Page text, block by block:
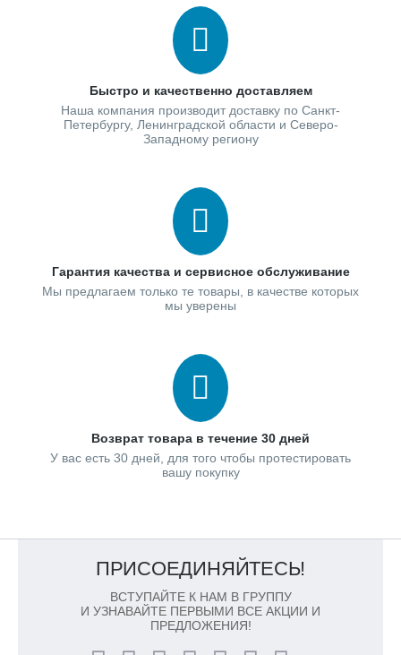
Быстро и качественно доставляем
Наша компания производит доставку по Санкт-
Петербургу, Ленинградской области и Северо-
Западному региону
Гарантия качества и сервисное обслуживание
Мы предлагаем только те товары, в качестве которых
мы уверены
Возврат товара в течение 30 дней
У вас есть 30 дней, для того чтобы протестировать
вашу покупку
ПРИСОЕДИНЯЙТЕСЬ!
ВСТУПАЙТЕ К НАМ В ГРУППУ
И УЗНАВАЙТЕ ПЕРВЫМИ ВСЕ АКЦИИ И
ПРЕДЛОЖЕНИЯ!